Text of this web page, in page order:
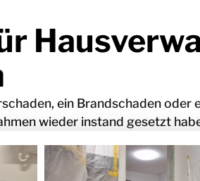
ein Brandschaden
wieder instand gesetzt